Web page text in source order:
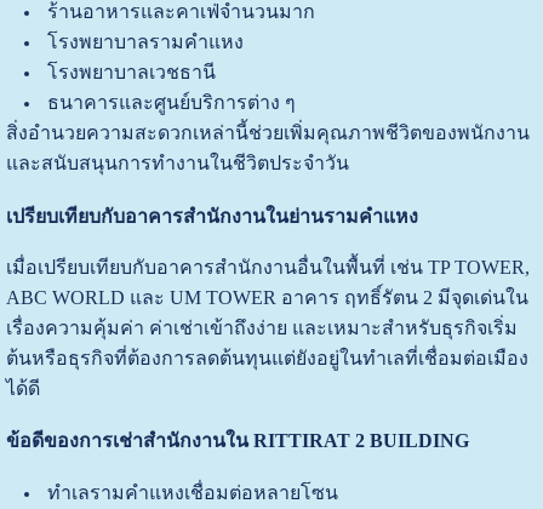
ร้านอาหารและคาเฟ่จำนวนมาก
โรงพยาบาลรามคำแหง
โรงพยาบาลเวชธานี
ธนาคารและศูนย์บริการต่าง ๆ
สิ่งอำนวยความสะดวกเหล่านี้ช่วยเพิ่มคุณภาพชีวิตของพนักงาน
และสนับสนุนการทำงานในชีวิตประจำวัน
เปรียบเทียบกับอาคารสำนักงานในย่านรามคำแหง
เมื่อเปรียบเทียบกับอาคารสำนักงานอื่นในพื้นที่ เช่น TP TOWER,
ABC WORLD และ UM TOWER อาคาร ฤทธิ์รัตน 2 มีจุดเด่นใน
เรื่องความคุ้มค่า ค่าเช่าเข้าถึงง่าย และเหมาะสำหรับธุรกิจเริ่ม
ต้นหรือธุรกิจที่ต้องการลดต้นทุนแต่ยังอยู่ในทำเลที่เชื่อมต่อเมือง
ได้ดี
ข้อดีของการเช่าสำนักงานใน RITTIRAT 2 BUILDING
ทำเลรามคำแหงเชื่อมต่อหลายโซน